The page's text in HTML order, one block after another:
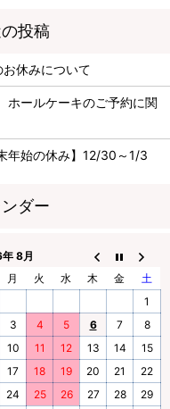
休みについて
ールケーキのご予約に関
年始の休み】12/30～1/3
8月
月 火 水 木 金
土
1
3 4 5 6 7
8
10 11 12 13 14
15
17 18 19 20 21
22
24 25 26 27 28 29